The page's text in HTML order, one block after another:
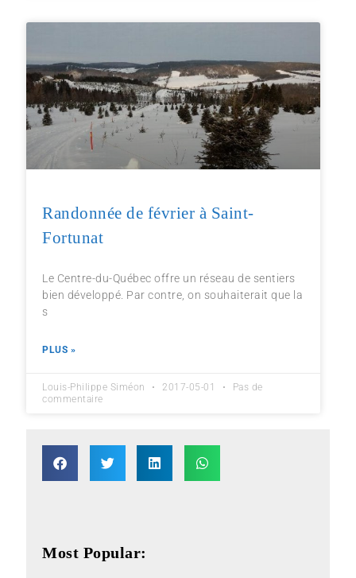
Randonnée de février à Saint-
Fortunat
Le Centre-du-Québec offre un réseau de sentiers
bien développé. Par contre, on souhaiterait que la
s
PLUS »
Louis-Philippe Siméon 2017-05-01
Pas de
commentaire
Most Popular: